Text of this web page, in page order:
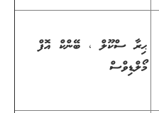
ޙިރާ ސްކޫލް ، ބޭންކް އޮފް
މޯލްޑިވްސް